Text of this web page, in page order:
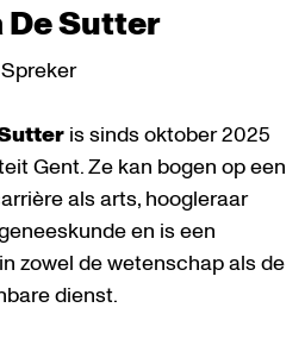
De Sutter
Spreker
is sinds oktober 2025
Gent. Ze kan bogen op een
als arts, hoogleraar
en is een
zowel de wetenschap als de
dienst.